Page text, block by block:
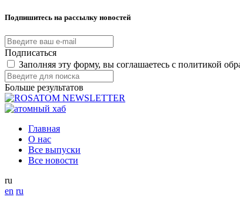
Подпишитесь на рассылку новостей
Подписаться
Заполняя эту форму, вы соглашаетесь с политикой
Больше результатов
Главная
О нас
Все выпуски
Все новости
ru
en ru